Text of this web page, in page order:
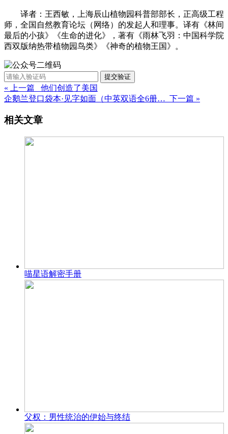
译者：王西敏，上海辰山植物园科普部部长，正高级工程
师，全国自然教育论坛（网络）的发起人和理事。译有《林间
最后的小孩》《生命的进化》，著有《雨林飞羽：中国科学院
西双版纳热带植物园鸟类》《神奇的植物王国》。
提交验证
« 上一篇 他们创造了美国
企鹅兰登口袋本·见字如面（中英双语全6册… 下一篇 »
相关文章
喵星语解密手册
父权：男性统治的伊始与终结